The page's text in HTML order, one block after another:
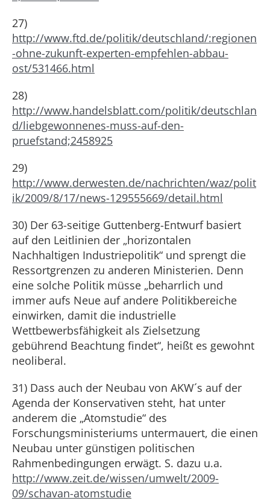
27)
http://www.ftd.de/politik/deutschland/:regionen
-ohne-zukunft-experten-empfehlen-abbau-
ost/531466.html
28)
http://www.handelsblatt.com/politik/deutschlan
d/liebgewonnenes-muss-auf-den-
pruefstand;2458925
29)
http://www.derwesten.de/nachrichten/waz/polit
ik/2009/8/17/news-129555669/detail.html
30) Der 63-seitige Guttenberg-Entwurf basiert
auf den Leitlinien der „horizontalen
Nachhaltigen Industriepolitik“ und sprengt die
Ressortgrenzen zu anderen Ministerien. Denn
eine solche Politik müsse „beharrlich und
immer aufs Neue auf andere Politikbereiche
einwirken, damit die industrielle
Wettbewerbsfähigkeit als Zielsetzung
gebührend Beachtung findet“, heißt es gewohnt
neoliberal.
31) Dass auch der Neubau von AKW´s auf der
Agenda der Konservativen steht, hat unter
anderem die „Atomstudie“ des
Forschungsministeriums untermauert, die einen
Neubau unter günstigen politischen
Rahmenbedingungen erwägt. S. dazu u.a.
http://www.zeit.de/wissen/umwelt/2009-
09/schavan-atomstudie